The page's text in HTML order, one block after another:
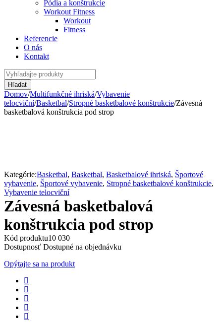
Pódia a konštrukcie
Workout Fitness
Workout
Fitness
Referencie
O nás
Kontakt
Domov/Multifunkčné ihriská/Vybavenie
telocviční/Basketbal/Stropné basketbalové konštrukcie/Závesná
basketbalová konštrukcia pod strop
Kategórie:Basketbal, Basketbal, Basketbalové ihriská, Športové
vybavenie, Športové vybavenie, Stropné basketbalové konštrukcie,
Vybavenie telocviční
Závesná basketbalová
konštrukcia pod strop
Kód produktu10 030
Dostupnosť Dostupné na objednávku
Opýtajte sa na produkt